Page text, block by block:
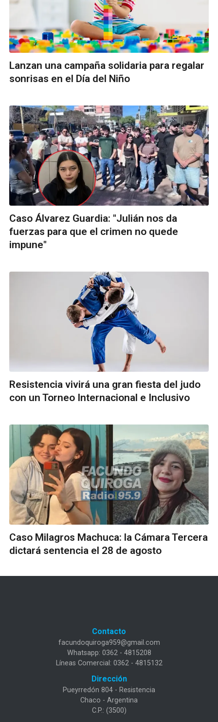
Lanzan una campaña solidaria para regalar
sonrisas en el Día del Niño
Caso Álvarez Guardia: "Julián nos da
fuerzas para que el crimen no quede
impune"
Resistencia vivirá una gran fiesta del judo
con un Torneo Internacional e Inclusivo
Caso Milagros Machuca: la Cámara Tercera
dictará sentencia el 28 de agosto
Contacto
facundoquiroga959@gmail.com
Whatsapp: 0362 - 4815208
Líneas Comercial: 0362 - 4815132
Dirección
Pueyrredón 804 - Resistencia
Chaco - Argentina
C.P.: (3500)